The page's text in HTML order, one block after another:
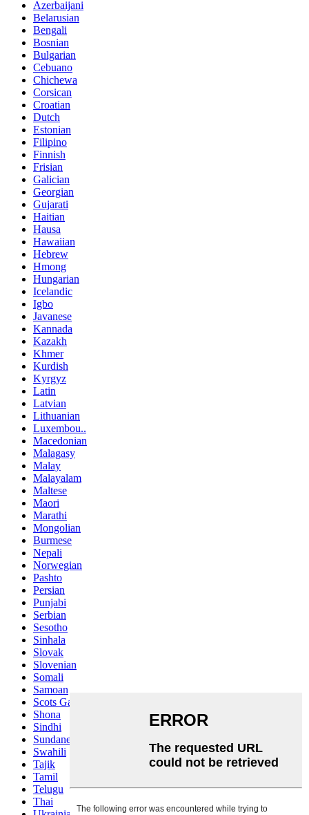
Azerbaijani
Belarusian
Bengali
Bosnian
Bulgarian
Cebuano
Chichewa
Corsican
Croatian
Dutch
Estonian
Filipino
Finnish
Frisian
Galician
Georgian
Gujarati
Haitian
Hausa
Hawaiian
Hebrew
Hmong
Hungarian
Icelandic
Igbo
Javanese
Kannada
Kazakh
Khmer
Kurdish
Kyrgyz
Latin
Latvian
Lithuanian
Luxembou..
Macedonian
Malagasy
Malay
Malayalam
Maltese
Maori
Marathi
Mongolian
Burmese
Nepali
Norwegian
Pashto
Persian
Punjabi
Serbian
Sesotho
Sinhala
Slovak
Slovenian
Somali
Samoan
Scots Gaelic
Shona
Sindhi
Sundanese
Swahili
Tajik
Tamil
Telugu
Thai